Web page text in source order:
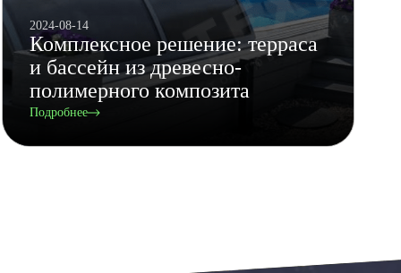
2024-08-14
Комплексное решение: терраса
и бассейн из древесно-
полимерного композита
Подробнее